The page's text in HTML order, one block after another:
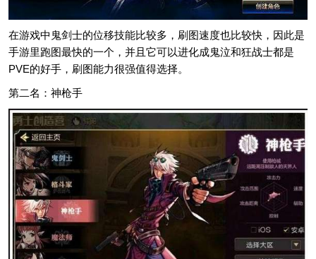
在游戏中鬼剑士的位移技能比较多，刷图速度也比较快，因此是
手游里跑图最快的一个，并且它可以进化成鬼泣和狂战士都是
PVE的好手，刷图能力很强值得选择。
第二名：神枪手